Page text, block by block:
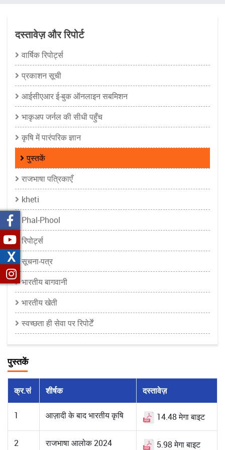
दस्तावेज़ और रिपोर्ट
वार्षिक रिपोर्ट्स
प्रकाशन सूची
आईसीएआर ई-बुक ऑनलाइन सबमिशन
भाकृअप जर्नल की सीधी पहुँच
कृषि में पारंपरिक ज्ञान
पुस्तकें
राजभाषा पत्रिकाएँ
kheti
Phal-Phool
रिपोर्ट्स
सूचना-पत्र
भारतीय बागवानी
भारतीय खेती
स्वच्छता ही सेवा पर रिपोर्टें
पुस्तकें
क्र.सं शीर्षक दस्तावेज़
1 आज़ादी के बाद भारतीय कृषि 14.48 मेगा बाइट
2 राजभाषा आलोक 2024 5.98 मेगा बाइट
X